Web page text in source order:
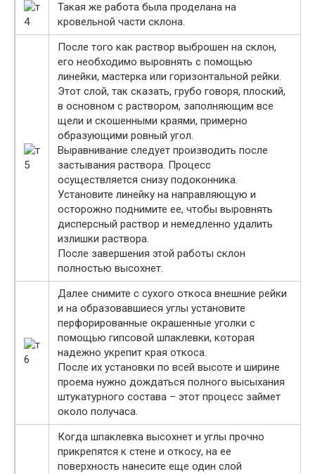
Такая же работа была проделана на
кровельной части склона.
После того как раствор выброшен на склон,
его необходимо выровнять с помощью
линейки, мастерка или горизонтальной рейки.
Этот слой, так сказать, грубо говоря, плоский,
в основном с раствором, заполняющим все
щели и скошенными краями, примерно
образующими ровный угол.
Выравнивание следует производить после
застывания раствора. Процесс
осуществляется снизу подоконника.
Установите линейку на направляющую и
осторожно поднимите ее, чтобы выровнять
дисперсный раствор и немедленно удалить
излишки раствора.
После завершения этой работы склон
полностью высохнет.
Далее снимите с сухого откоса внешние рейки
и на образовавшиеся углы установите
перфорированные окрашенные уголки с
помощью гипсовой шпаклевки, которая
надежно укрепит края откоса.
После их установки по всей высоте и ширине
проема нужно дождаться полного высыхания
штукатурного состава – этот процесс займет
около получаса.
Когда шпаклевка высохнет и углы прочно
прикрепятся к стене и откосу, на ее
поверхность нанесите еще один слой